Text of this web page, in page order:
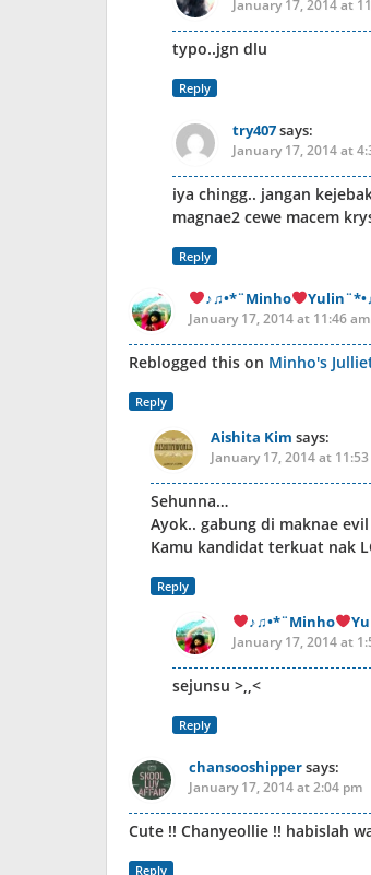
January 17, 2014 at
typo..jgn dlu
Reply
try407says:
January 17, 2014 at
iya chingg.. jangan
magnae2 cewe macem
Reply
♪♫•*¨Minho
January 17, 2014 at 11:46 am
Reblogged this on Minho's
Reply
Aishita Kim says:
January 17, 2014 at
Sehunna…
Ayok.. gabung di maknae
Kamu kandidat terkuat nak
Reply
♪♫•*¨Minho
January 17, 2014 at
sejunsu >,,<
Reply
chansooshippersays:
January 17, 2014 at 2:04 pm
Cute !! Chanyeollie !! habislah
Reply